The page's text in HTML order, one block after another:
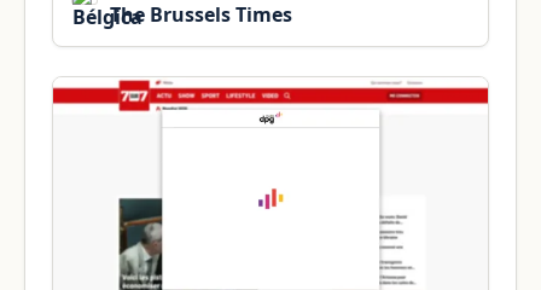
The Brussels Times